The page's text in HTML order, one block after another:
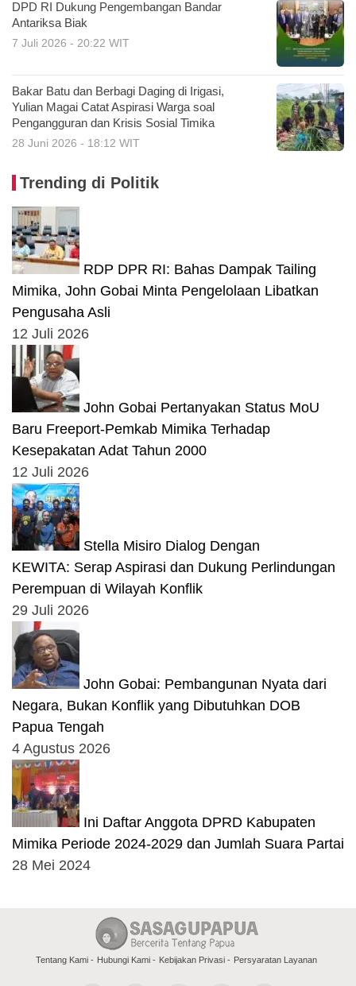
DPD RI Dukung Pengembangan Bandar
Antariksa Biak
7 Juli 2026 - 20:22 WIT
Bakar Batu dan Berbagi Daging di Irigasi,
Yulian Magai Catat Aspirasi Warga soal
Pengangguran dan Krisis Sosial Timika
28 Juni 2026 - 18:12 WIT
Trending di Politik
RDP DPR RI: Bahas Dampak Tailing
Mimika, John Gobai Minta Pengelolaan Libatkan
Pengusaha Asli
12 Juli 2026
John Gobai Pertanyakan Status MoU
Baru Freeport-Pemkab Mimika Terhadap
Kesepakatan Adat Tahun 2000
12 Juli 2026
Stella Misiro Dialog Dengan
KEWITA: Serap Aspirasi dan Dukung Perlindungan
Perempuan di Wilayah Konflik
29 Juli 2026
John Gobai: Pembangunan Nyata dari
Negara, Bukan Konflik yang Dibutuhkan DOB
Papua Tengah
4 Agustus 2026
Ini Daftar Anggota DPRD Kabupaten
Mimika Periode 2024-2029 dan Jumlah Suara Partai
28 Mei 2024
Tentang Kami Hubungi Kami Kebijakan Privasi Persyaratan Layanan